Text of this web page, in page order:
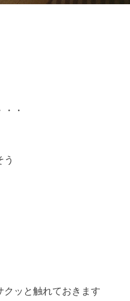
・
う
ッと触れておきます